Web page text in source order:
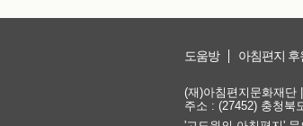
도움방 아침편지 후
(재)아침편지문화재단
주소 : (27452) 충청북